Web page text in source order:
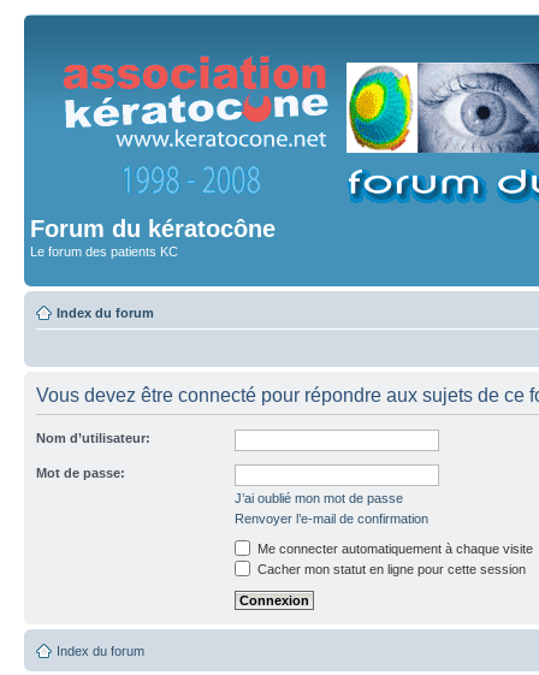
Forum du kératocône
Le forum des patients KC
Index du forum
Vous devez être connecté pour répondre aux sujets de ce
Nom d’utilisateur:
Mot de passe:
J’ai oublié mon mot de passe
Renvoyer l’e-mail de confirmation
Me connecter automatiquement à chaque visite
Cacher mon statut en ligne pour cette session
Index du forum